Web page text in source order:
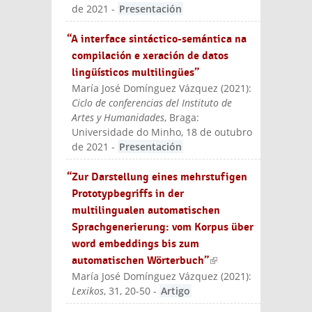
de 2021 - Presentación
“A interface sintáctico-semántica na
compilación e xeración de datos
lingüísticos multilingües”
María José Domínguez Vázquez (2021):
Ciclo de conferencias del Instituto de
Artes y Humanidades, Braga:
Universidade do Minho, 18 de outubro
de 2021 - Presentación
“Zur Darstellung eines mehrstufigen
Prototypbegriffs in der
multilingualen automatischen
Sprachgenerierung: vom Korpus über
word embeddings bis zum
automatischen Wörterbuch”(link is
external)
María José Domínguez Vázquez (2021):
Lexikos, 31, 20-50 - Artigo